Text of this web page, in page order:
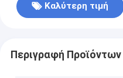
Καλύτερη τιμή
Περιγραφή Προϊόντων